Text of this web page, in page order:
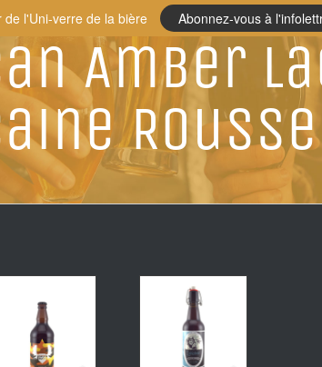
Amber
Rousse
l'Uni-verre de la bière Abonnez-vous à